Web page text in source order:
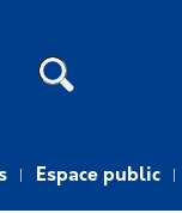
Recherche
Espace public